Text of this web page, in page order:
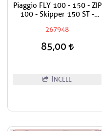
Piaggio FLY 100 - 150 - ZIP
100 - Skipper 150 ST -
150 ie 3V Fren Kol Yayı
Adet Fiyatıdır
267948
85,00
İNCELE